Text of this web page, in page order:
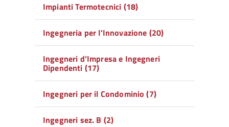
Impianti Termotecnici (18)
Ingegneria per l'Innovazione (20)
Ingegneri d’Impresa e Ingegneri
Dipendenti (17)
Ingegneri per il Condominio (7)
Ingegneri sez. B (2)